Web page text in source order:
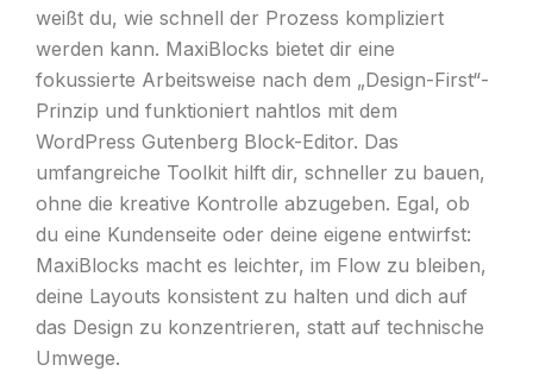
weißt du, wie schnell der Prozess kompliziert
werden kann. MaxiBlocks bietet dir eine
fokussierte Arbeitsweise nach dem „Design-First“-
Prinzip und funktioniert nahtlos mit dem
WordPress Gutenberg Block-Editor. Das
umfangreiche Toolkit hilft dir, schneller zu bauen,
ohne die kreative Kontrolle abzugeben. Egal, ob
du eine Kundenseite oder deine eigene entwirfst:
MaxiBlocks macht es leichter, im Flow zu bleiben,
deine Layouts konsistent zu halten und dich auf
das Design zu konzentrieren, statt auf technische
Umwege.